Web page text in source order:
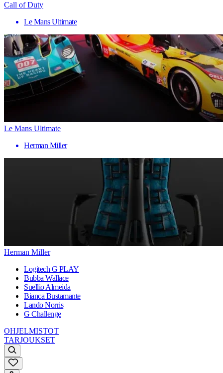
Call of Duty
Le Mans Ultimate
Le Mans Ultimate
Herman Miller
Herman Miller
Logitech G PLAY
Bubba Wallace
Suellio Almeida
Bianca Bustamante
Lando Norris
G Challenge
OHJELMISTOT
TARJOUKSET